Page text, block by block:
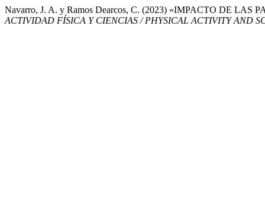
Navarro, J. A. y Ramos Dearcos, C. (2023) «IMPACTO DE
ACTIVIDAD FÍSICA Y CIENCIAS / PHYSICAL ACTIVITY AND